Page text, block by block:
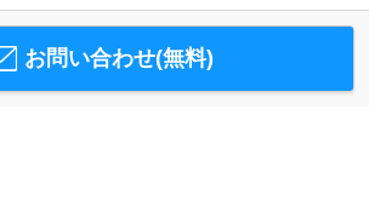
お問い合わせ(無料)